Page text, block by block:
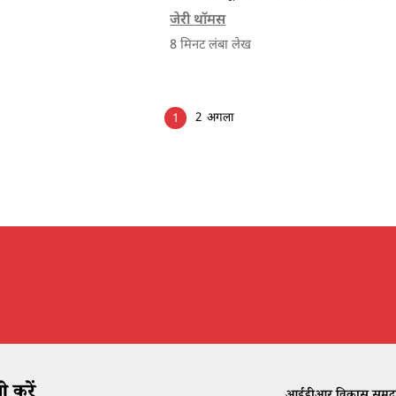
क्षेत्र से जुड़े कार्यक्रम बनाने से पहले वहां के
स्थानीय संदर्भों को समझ लेना चाहिए।
जेरी थॉमस
8 मिनट लंबा लेख
1 2 अगला